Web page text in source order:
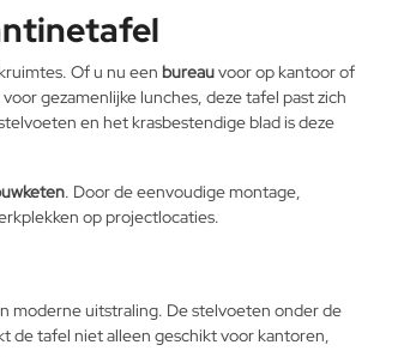
Of u nu een bureauvoor op kantoor of
gezamenlijke lunches, deze tafel past zich
en het krasbestendige blad is deze
. Door de eenvoudige montage,
op projectlocaties.
moderne uitstraling. De stelvoeten onder de
de tafel niet alleen geschikt voor kantoren,